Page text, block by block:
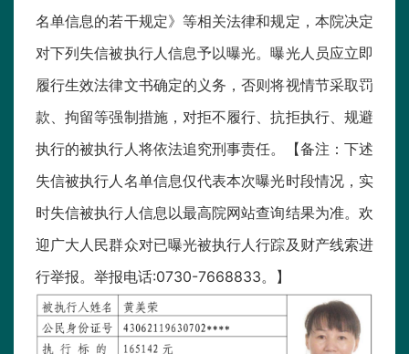
名单信息的若干规定》等相关法律和规定，本院决定
对下列失信被执行人信息予以曝光。曝光人员应立即
履行生效法律文书确定的义务，否则将视情节采取罚
款、拘留等强制措施，对拒不履行、抗拒执行、规避
执行的被执行人将依法追究刑事责任。【备注：下述
失信被执行人名单信息仅代表本次曝光时段情况，实
时失信被执行人信息以最高院网站查询结果为准。欢
迎广大人民群众对已曝光被执行人行踪及财产线索进
行举报。举报电话:0730-7668833。】